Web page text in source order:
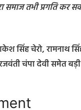
समाज तभी प्रगति कर
सिंह चेरो, रामनाथ
चंपा देवी समेत